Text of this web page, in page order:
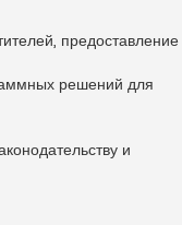
предоставление
решений для
и